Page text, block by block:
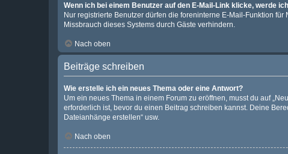
Wenn ich bei einem Benutzer auf den E-Mail-Link klicke, werde
Nur registrierte Benutzer dürfen die foreninterne E-Mail-Funktion
Missbrauch dieses Systems durch Gäste verhindern.
Nach oben
Beiträge schreiben
Wie erstelle ich ein neues Thema oder eine Antwort?
Um ein neues Thema in einem Forum zu eröffnen, musst du auf
erforderlich ist, bevor du einen Beitrag schreiben kannst. Deine
Dateianhänge erstellen“ usw.
Nach oben